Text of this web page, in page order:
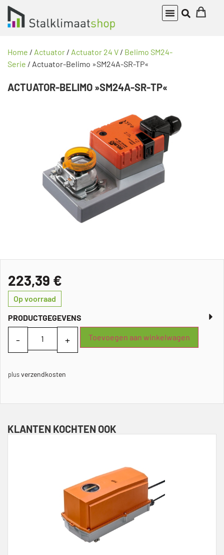
Home / Actuator / Actuator 24 V / Belimo SM24-
Serie / Actuator-Belimo »SM24A-SR-TP«
ACTUATOR-BELIMO »SM24A-SR-TP«
223,39 €
Op voorraad
PRODUCTGEGEVENS
Toevoegen aan winkelwagen
plusverzendkosten
KLANTEN KOCHTEN OOK